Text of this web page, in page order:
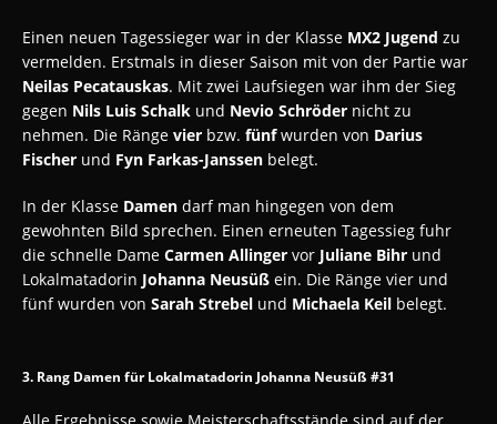
Einen neuen Tagessieger war in der Klasse MX2 Jugend zu
vermelden. Erstmals in dieser Saison mit von der Partie war
Neilas Pecatauskas. Mit zwei Laufsiegen war ihm der Sieg
gegen Nils Luis Schalk und Nevio Schröder nicht zu
nehmen. Die Ränge vier bzw. fünfwurden von Darius
Fischer und Fyn Farkas-Janssen belegt.
In der Klasse Damen darf man hingegen von dem
gewohnten Bild sprechen. Einen erneuten Tagessieg fuhr
die schnelle Dame Carmen Allinger vor Juliane Bihr und
Lokalmatadorin Johanna Neusüß ein. Die Ränge vier und
fünf wurden von Sarah Strebel und Michaela Keil belegt.
3. Rang Damen für Lokalmatadorin Johanna Neusüß #31